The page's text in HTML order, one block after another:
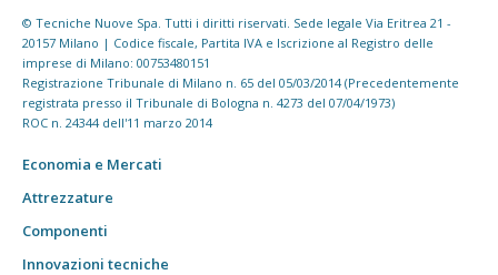
© Tecniche Nuove Spa. Tutti i diritti riservati. Sede legale Via Eritrea 21 -
20157 Milano | Codice fiscale, Partita IVA e Iscrizione al Registro delle
imprese di Milano: 00753480151
Registrazione Tribunale di Milano n. 65 del 05/03/2014 (Precedentemente
registrata presso il Tribunale di Bologna n. 4273 del 07/04/1973)
ROC n. 24344 dell'11 marzo 2014
Economia e Mercati
Attrezzature
Componenti
Innovazioni tecniche